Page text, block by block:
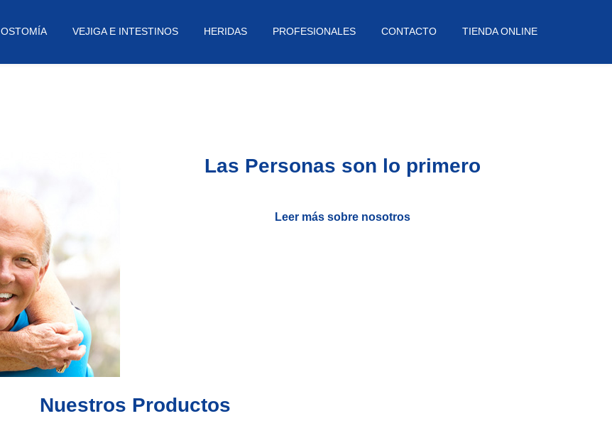
OSTOMÍA VEJIGA E INTESTINOS HERIDAS PROFESIONALES CONTACTO TIENDA ONLINE
Las Personas son lo primero
Leer más sobre nosotros
Nuestros Productos